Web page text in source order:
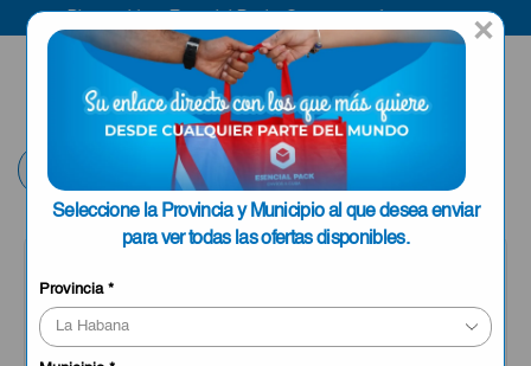
×
Seleccione la Provincia y Municipio al que desea enviar
para ver todas las ofertas disponibles.
Provincia*
ENVIAR A LA
HABANA